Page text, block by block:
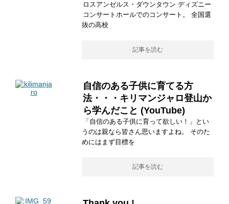
ロスアンゼルス・ダウンタウン ディズニー
コンサートホールでのコンサート。 全国選
抜の高校
記事を読む
自信のある子供に育てる方
法・・・キリマンジャロ登山か
ら学んだこと (YouTube)
「自信のある子供に育って欲しい！」とい
うのは親なら皆さん思いますよね。 そのた
めにはまず目標を
記事を読む